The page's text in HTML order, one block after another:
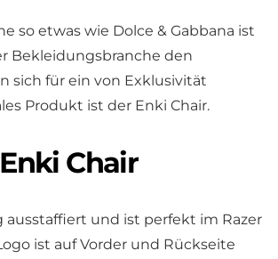
so etwas wie Dolce & Gabbana ist
Bekleidungsbranche den
sich für ein von Exklusivität
Produkt ist der Enki Chair.
Chair
und ist perfekt im Razer
ist auf Vorder und Rückseite